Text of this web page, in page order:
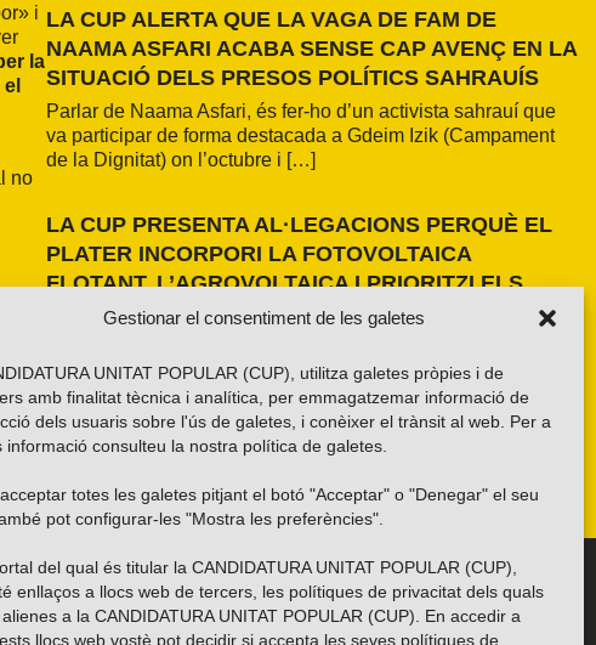
Gestionar el consentiment de les galetes
UNITAT POPULAR (CUP), utilitza galetes pròpies i de
amb finalitat tècnica i analítica, per emmagatzemar informació de
dels usuaris sobre l'ús de galetes, i conèixer el trànsit al web. Per a
informació consulteu la nostra política de galetes
totes les galetes pitjant el botó "Acceptar" o "Denegar" el seu
pot configurar-les "Mostra les preferències".
del qual és titular la CANDIDATURA UNITAT POPULAR (CUP),
enllaços a llocs web de tercers, les polítiques de privacitat dels quals
a la CANDIDATURA UNITAT POPULAR (CUP). En accedir a
llocs web vostè pot decidir si accepta les seves polítiques de
i
la
no
LA CUP ALERTA QUE LA VAGA DE FAM DE
NAAMA ASFARI ACABA SENSE CAP AVENÇ EN LA
SITUACIÓ DELS PRESOS POLÍTICS SAHRAUÍS
Parlar de Naama Asfari, és fer-ho d’un activista sahrauí que
va participar de forma destacada a Gdeim Izik (Campament
de la Dignitat) on l’octubre i […]
LA CUP PRESENTA AL·LEGACIONS PERQUÈ EL
PLATER INCORPORI LA FOTOVOLTAICA
FLOTANT, L’AGROVOLTAICA I PRIORITZI ELS
ESPAIS ANTROPITZATS
al PLATER d’àmbit nacional. La primera, amb una proposta
pròpia basada en els resultats de l’estudi fet a la demarcació
de Girona i amb la voluntat d’estendre’n els criteris a tot el
país. La segona, impulsada per la Xarxa per una Transició
Troba’ns a les xarxes socials